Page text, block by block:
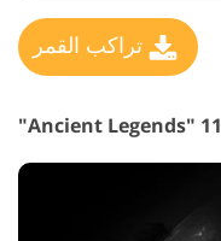
تراكب القمر